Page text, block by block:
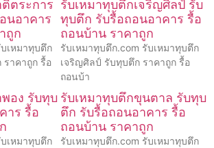
ตระการ
นอาคาร
ถูก
เหมาทุบตึก
าคาถูก รื้อ
รับเหมาทุบตึกเจริญศิลป์ รับ
ทุบตึก รับรื้อถอนอาคาร รื้อ
ถอนบ้าน ราคาถูก
รับเหมาทุบตึก.com รับเหมาทุบตึก
เจริญศิลป์ รับทุบตึก ราคาถูก รื้อ
ถอนบ้า
อง รับทุบ
าร รื้อ
เหมาทุบตึก
รับเหมาทุบตึกขุนตาล รับทุบ
ตึก รับรื้อถอนอาคาร รื้อ
ถอนบ้าน ราคาถูก
รับเหมาทุบตึก.com รับเหมาทุบตึก